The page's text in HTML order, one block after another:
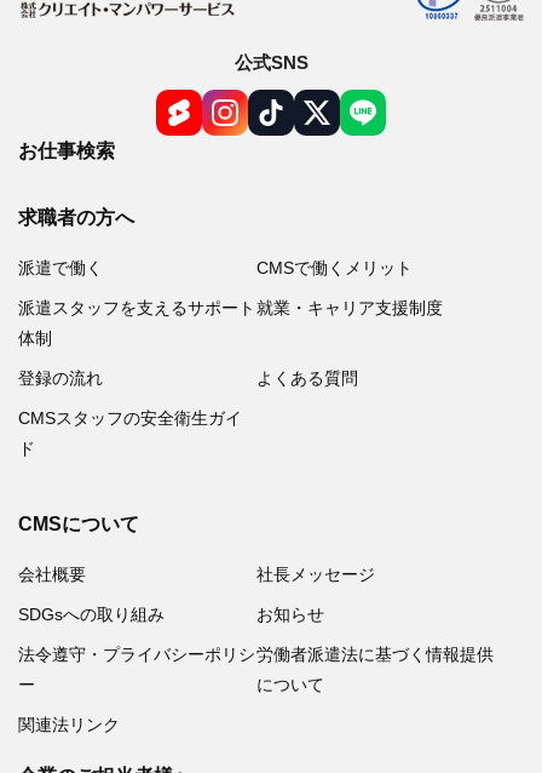
公式SNS
お仕事検索
求職者の方へ
派遣で働く CMSで働くメリット
派遣スタッフを支えるサポート
体制
就業・キャリア支援制度
登録の流れ よくある質問
CMSスタッフの安全衛生ガイ
ド
CMSについて
会社概要 社長メッセージ
SDGsへの取り組み お知らせ
法令遵守・プライバシーポリシ
ー
労働者派遣法に基づく情報提供
について
関連法リンク